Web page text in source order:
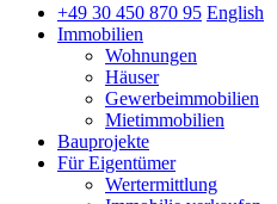
+49 30 450 870 95 English
Immobilien
Wohnungen
Häuser
Gewerbeimmobilien
Mietimmobilien
Bauprojekte
Für Eigentümer
Wertermittlung